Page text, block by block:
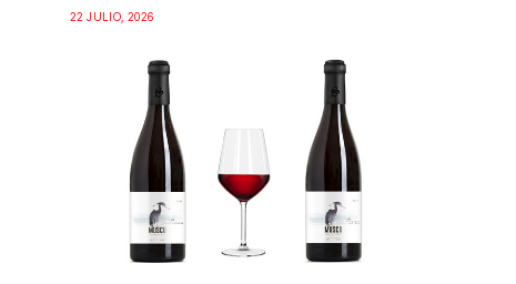
22 JULIO, 2026